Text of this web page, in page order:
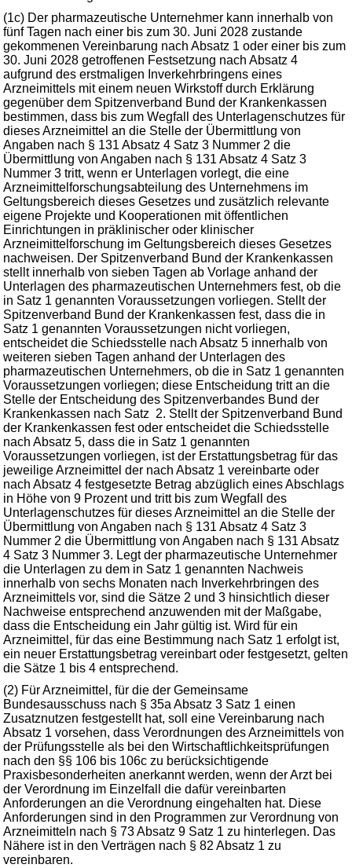
(1c) Der pharmazeutische Unternehmer kann innerhalb von
fünf Tagen nach einer bis zum 30. Juni 2028 zustande
gekommenen Vereinbarung nach Absatz 1 oder einer bis zum
30. Juni 2028 getroffenen Festsetzung nach Absatz 4
aufgrund des erstmaligen Inverkehrbringens eines
Arzneimittels mit einem neuen Wirkstoff durch Erklärung
gegenüber dem Spitzenverband Bund der Krankenkassen
bestimmen, dass bis zum Wegfall des Unterlagenschutzes für
dieses Arzneimittel an die Stelle der Übermittlung von
Angaben nach § 131 Absatz 4 Satz 3 Nummer 2 die
Übermittlung von Angaben nach § 131 Absatz 4 Satz 3
Nummer 3 tritt, wenn er Unterlagen vorlegt, die eine
Arzneimittelforschungsabteilung des Unternehmens im
Geltungsbereich dieses Gesetzes und zusätzlich relevante
eigene Projekte und Kooperationen mit öffentlichen
Einrichtungen in präklinischer oder klinischer
Arzneimittelforschung im Geltungsbereich dieses Gesetzes
nachweisen. Der Spitzenverband Bund der Krankenkassen
stellt innerhalb von sieben Tagen ab Vorlage anhand der
Unterlagen des pharmazeutischen Unternehmers fest, ob die
in Satz 1 genannten Voraussetzungen vorliegen. Stellt der
Spitzenverband Bund der Krankenkassen fest, dass die in
Satz 1 genannten Voraussetzungen nicht vorliegen,
entscheidet die Schiedsstelle nach Absatz 5 innerhalb von
weiteren sieben Tagen anhand der Unterlagen des
pharmazeutischen Unternehmers, ob die in Satz 1 genannten
Voraussetzungen vorliegen; diese Entscheidung tritt an die
Stelle der Entscheidung des Spitzenverbandes Bund der
Krankenkassen nach Satz 2. Stellt der Spitzenverband Bund
der Krankenkassen fest oder entscheidet die Schiedsstelle
nach Absatz 5, dass die in Satz 1 genannten
Voraussetzungen vorliegen, ist der Erstattungsbetrag für das
jeweilige Arzneimittel der nach Absatz 1 vereinbarte oder
nach Absatz 4 festgesetzte Betrag abzüglich eines Abschlags
in Höhe von 9 Prozent und tritt bis zum Wegfall des
Unterlagenschutzes für dieses Arzneimittel an die Stelle der
Übermittlung von Angaben nach § 131 Absatz 4 Satz 3
Nummer 2 die Übermittlung von Angaben nach § 131 Absatz
4 Satz 3 Nummer 3. Legt der pharmazeutische Unternehmer
die Unterlagen zu dem in Satz 1 genannten Nachweis
innerhalb von sechs Monaten nach Inverkehrbringen des
Arzneimittels vor, sind die Sätze 2 und 3 hinsichtlich dieser
Nachweise entsprechend anzuwenden mit der Maßgabe,
dass die Entscheidung ein Jahr gültig ist. Wird für ein
Arzneimittel, für das eine Bestimmung nach Satz 1 erfolgt ist,
ein neuer Erstattungsbetrag vereinbart oder festgesetzt, gelten
die Sätze 1 bis 4 entsprechend.
(2) Für Arzneimittel, für die der Gemeinsame
Bundesausschuss nach § 35a Absatz 3 Satz 1 einen
Zusatznutzen festgestellt hat, soll eine Vereinbarung nach
Absatz 1 vorsehen, dass Verordnungen des Arzneimittels von
der Prüfungsstelle als bei den Wirtschaftlichkeitsprüfungen
nach den §§ 106 bis 106c zu berücksichtigende
Praxisbesonderheiten anerkannt werden, wenn der Arzt bei
der Verordnung im Einzelfall die dafür vereinbarten
Anforderungen an die Verordnung eingehalten hat. Diese
Anforderungen sind in den Programmen zur Verordnung von
Arzneimitteln nach § 73 Absatz 9 Satz 1 zu hinterlegen. Das
Nähere ist in den Verträgen nach § 82 Absatz 1 zu
vereinbaren.